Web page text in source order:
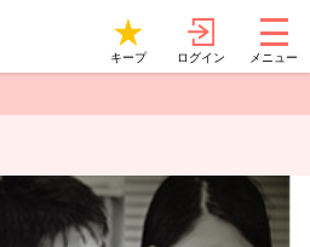
キープ ログイン メニュー